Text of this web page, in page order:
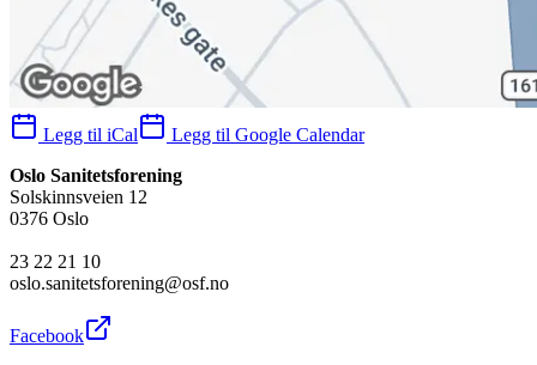
Legg til iCal
Legg til Google Calendar
Oslo Sanitetsforening
Solskinnsveien 12
0376 Oslo
23 22 21 10
oslo.sanitetsforening@osf.no
Facebook